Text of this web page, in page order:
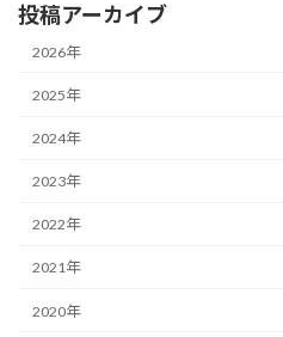
ス
投稿アーカイブ
2026年
2025年
2024年
2023年
2022年
2021年
2020年